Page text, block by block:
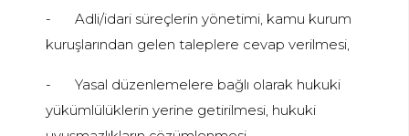
-
Adli/idari süreçlerin yönetimi, kamu kurum
kuruşlarından gelen taleplere cevap verilmesi,
-
Yasal düzenlemelere bağlı olarak hukuki
yükümlülüklerin yerine getirilmesi, hukuki